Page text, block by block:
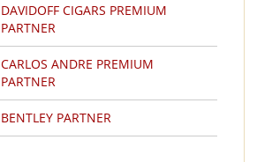
DAVIDOFF CIGARS PREMIUM
PARTNER
CARLOS ANDRE PREMIUM
PARTNER
BENTLEY PARTNER